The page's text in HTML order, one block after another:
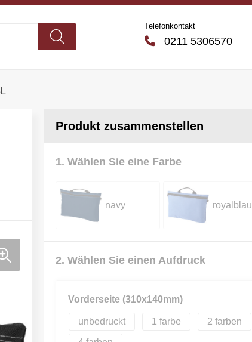
Telefonkontakt
0211 5306570
Produkt zusammenstellen
1. Wählen Sie eine Farbe
navy royalblau
2. Wählen Sie einen Aufdruck
Vorderseite (310x140mm)
unbedruckt 1 2